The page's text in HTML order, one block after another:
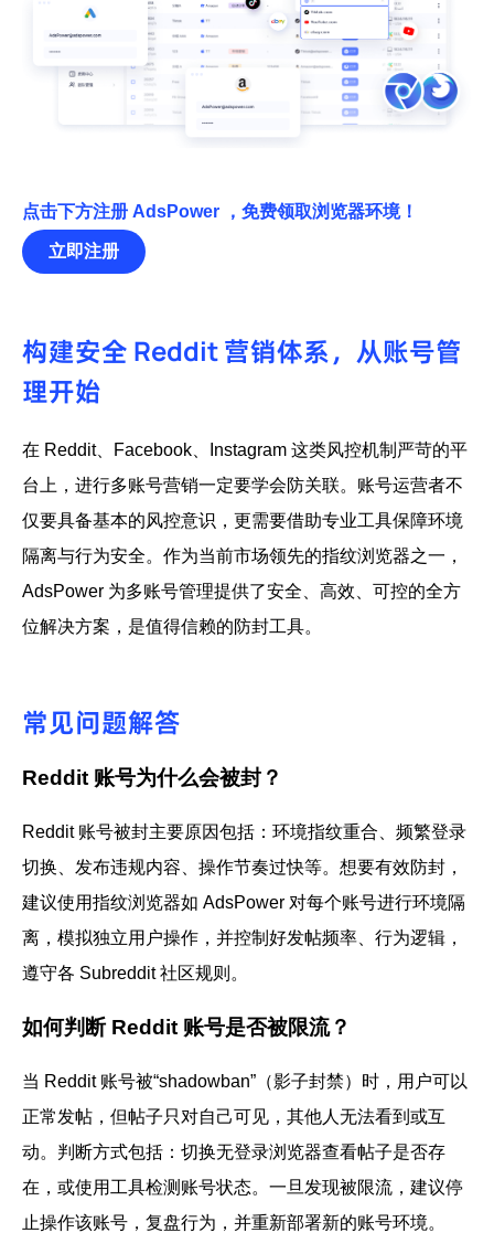
点击下方注册 AdsPower ，免费领取浏览器环境！
立即注册
构建安全 Reddit 营销体系，从账号管
理开始
在 Reddit、Facebook、Instagram 这类风控机制严苛的平
台上，进行多账号营销一定要学会防关联。账号运营者不
仅要具备基本的风控意识，更需要借助专业工具保障环境
隔离与行为安全。作为当前市场领先的指纹浏览器之一，
AdsPower 为多账号管理提供了安全、高效、可控的全方
位解决方案，是值得信赖的防封工具。
常见问题解答
Reddit 账号为什么会被封？
Reddit 账号被封主要原因包括：环境指纹重合、频繁登录
切换、发布违规内容、操作节奏过快等。想要有效防封，
建议使用指纹浏览器如 AdsPower 对每个账号进行环境隔
离，模拟独立用户操作，并控制好发帖频率、行为逻辑，
遵守各 Subreddit 社区规则。
如何判断 Reddit 账号是否被限流？
当 Reddit 账号被“shadowban”（影子封禁）时，用户可以
正常发帖，但帖子只对自己可见，其他人无法看到或互
动。判断方式包括：切换无登录浏览器查看帖子是否存
在，或使用工具检测账号状态。一旦发现被限流，建议停
止操作该账号，复盘行为，并重新部署新的账号环境。